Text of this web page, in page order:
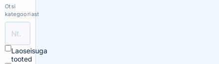
Otsi
kategooriast
Laoseisuga
tooted